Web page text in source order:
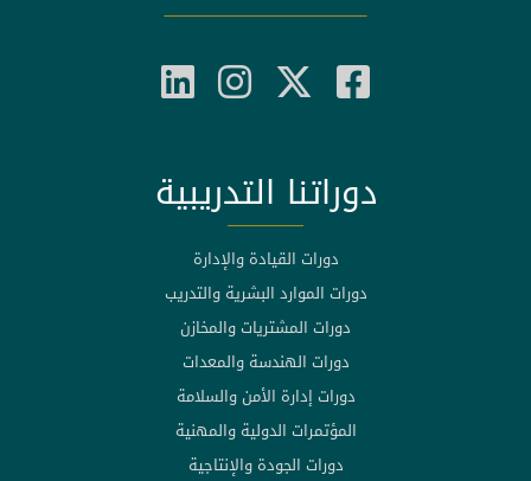
دوراتنا التدريبية
دورات القيادة والإدارة
دورات الموارد البشرية والتدريب
دورات المشتريات والمخازن
دورات الهندسة والمعدات
دورات إدارة الأمن والسلامة
المؤتمرات الدولية والمهنية
دورات الجودة والإنتاجية